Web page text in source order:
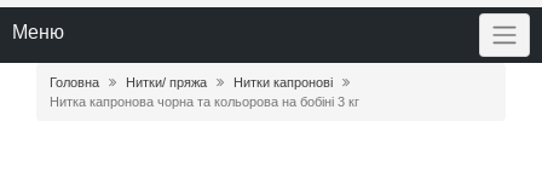
Меню
Головна Нитки/ пряжа
Нитки капронові
Нитка капронова чорна та кольорова на бобіні 3 кг